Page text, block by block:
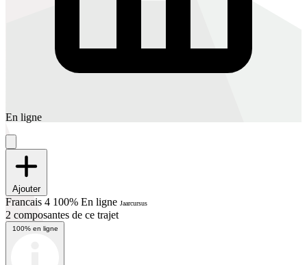
En ligne
Ajouter
Francais 4 100% En ligne Jaarcursus
2 composantes de ce trajet
100% en ligne